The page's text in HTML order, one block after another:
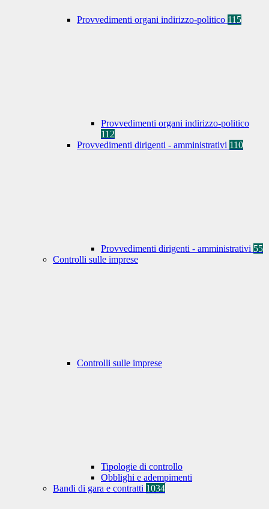
Provvedimenti organi indirizzo-politico 115
Provvedimenti organi indirizzo-politico
112
Provvedimenti dirigenti - amministrativi 110
Provvedimenti dirigenti - amministrativi 55
Controlli sulle imprese
Controlli sulle imprese
Tipologie di controllo
Obblighi e adempimenti
Bandi di gara e contratti 1034